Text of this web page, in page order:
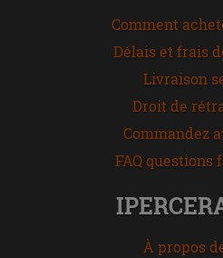
Comment
Délais et frais
Livraison
Droit de
Commandez
FAQ questions
À propos